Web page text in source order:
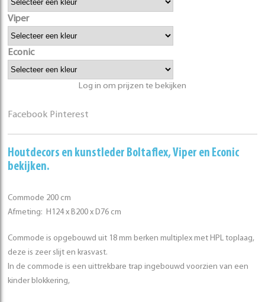
Viper
Econic
Log in om prijzen te bekijken
Facebook Pinterest
Houtdecors en kunstleder Boltaflex,Viper en Econic
bekijken.
Commode 200 cm
Afmeting: H124 x B200 x D76 cm
Commode is opgebouwd uit 18 mm berken multiplex met HPL toplaag,
deze is zeer slijt en krasvast.
In de commode is een uittrekbare trap ingebouwd voorzien van een
kinder blokkering,